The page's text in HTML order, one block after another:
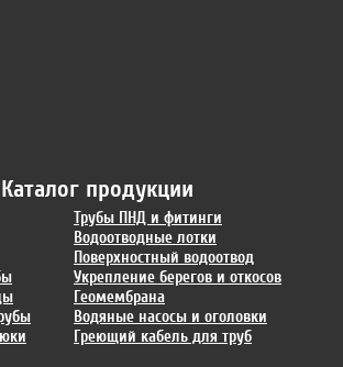
Каталог продукции
Трубы ПНД и фитинги
Водоотводные лотки
Поверхностный водоотвод
Укрепление берегов и откосов
Геомембрана
Водяные насосы и оголовки
Греющий кабель для труб